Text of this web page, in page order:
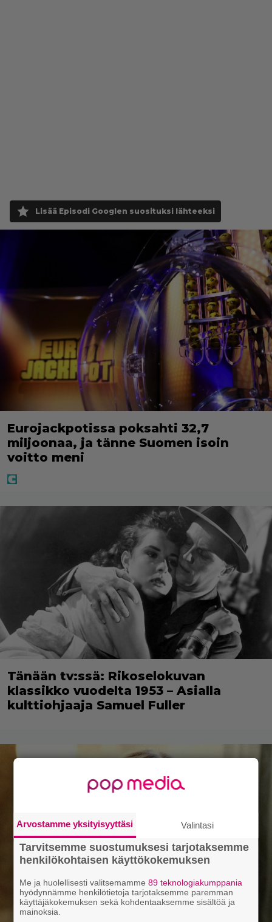
Lisää Episodi Googlen suosituksi lähteeksi
Eurojackpotissa poksahti 32,7
miljoonaa, ja tänne Suomen isoin
voitto meni
Tänään tv:ssä: Rikoselokuvan
klassikko vuodelta 1953 – Asialla
kulttiohjaaja Samuel Fuller
Arvostamme yksityisyyttäsi Valintasi
Tarvitsemme suostumuksesi tarjotaksemme
henkilökohtaisen käyttökokemuksen
Me ja huolellisesti valitsemamme89 teknologiakumppania
hyödynnämme henkilötietoja tarjotaksemme paremman
käyttäjäkokemuksen sekä kohdentaaksemme sisältöä ja
mainoksia.